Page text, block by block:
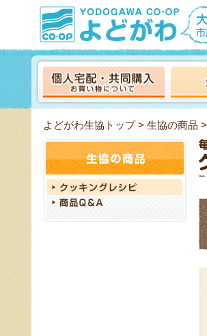
よどがわ生協トップ> 生協の商品